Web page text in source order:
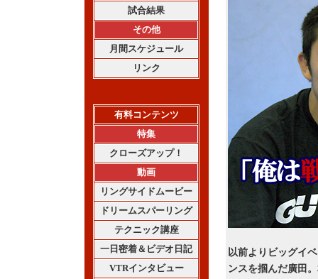
試合結果
その他
月間スケジュール
リンク
有料コンテンツ
特集
クローズアップ！
動画
リングサイドムービー
ドリームスパーリング
テクニック講座
一日密着＆ビデオ日記
VTRインタビュー
以前よりビッグイ
ンスを掴んだ廣田